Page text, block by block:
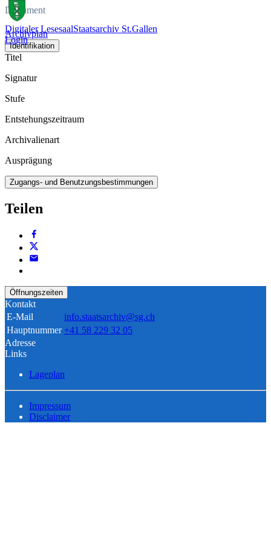
Digitaler LesesaalStaatsarchiv St.Gallen
Login
Dokument
Archivplan
Identifikation
Titel
Signatur
Stufe
Entstehungszeitraum
Archivalienart
Ausprägung
Zugangs- und Benutzungsbestimmungen
Teilen
Öffnungszeiten
Kontakt
E-Mail
info.staatsarchiv@sg.ch
Hauptnummer +41 58 229 32 05
Adresse
Links
Lageplan
Impressum
Disclaimer